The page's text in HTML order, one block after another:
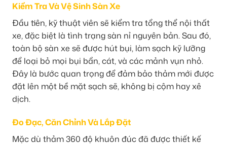
Kiểm Tra Và Vệ Sinh Sàn Xe
Đầu tiên, kỹ thuật viên sẽ kiểm tra tổng thể nội thất
xe, đặc biệt là tình trạng sàn nỉ nguyên bản. Sau đó,
toàn bộ sàn xe sẽ được hút bụi, làm sạch kỹ lưỡng
để loại bỏ mọi bụi bẩn, cát, và các mảnh vụn nhỏ.
Đây là bước quan trọng để đảm bảo thảm mới được
đặt lên một bề mặt sạch sẽ, không bị cộm hay xê
dịch.
Đo Đạc, Căn Chỉnh Và Lắp Đặt
Mặc dù thảm 360 độ khuôn đúc đã được thiết kế